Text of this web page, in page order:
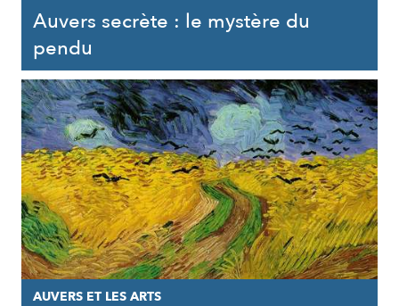
Auvers secrète : le mystère du
pendu
AUVERS ET LES ARTS